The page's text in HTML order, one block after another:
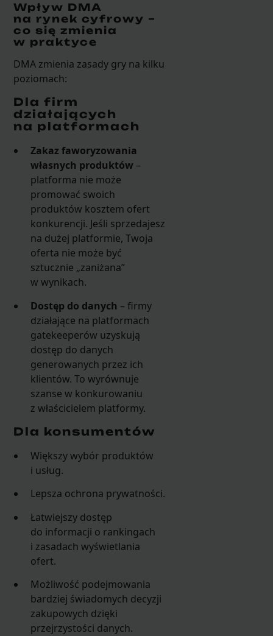
Wpływ DMA
na rynek cyfrowy –
co się zmienia
w praktyce
DMA zmienia zasady gry na kilku
poziomach:
Dla firm
działających
na platformach
Zakaz faworyzowania
własnych produktów –
platforma nie może
promować swoich
produktów kosztem ofert
konkurencji. Jeśli sprzedajesz
na dużej platformie, Twoja
oferta nie może być
sztucznie „zaniżana”
w wynikach.
Dostęp do danych – firmy
działające na platformach
gatekeeperów uzyskują
dostęp do danych
generowanych przez ich
klientów. To wyrównuje
szanse w konkurowaniu
z właścicielem platformy.
Dla konsumentów
Większy wybór produktów
i usług.
Lepsza ochrona prywatności.
Łatwiejszy dostęp
do informacji o rankingach
i zasadach wyświetlania
ofert.
Możliwość podejmowania
bardziej świadomych decyzji
zakupowych dzięki
przejrzystości danych.